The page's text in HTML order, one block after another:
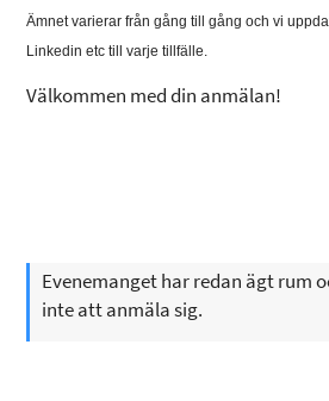
Ämnet varierar från gång till gång och vi
Linkedin etc till varje tillfälle.
Välkommen med din anmälan!
Evenemanget har redan ägt rum
inte att anmäla sig.